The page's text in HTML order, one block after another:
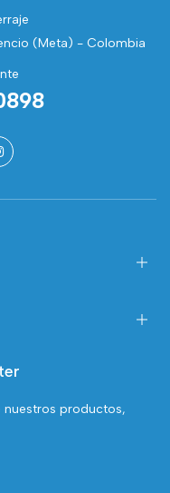
(Meta) - Colombia
nuestros productos,